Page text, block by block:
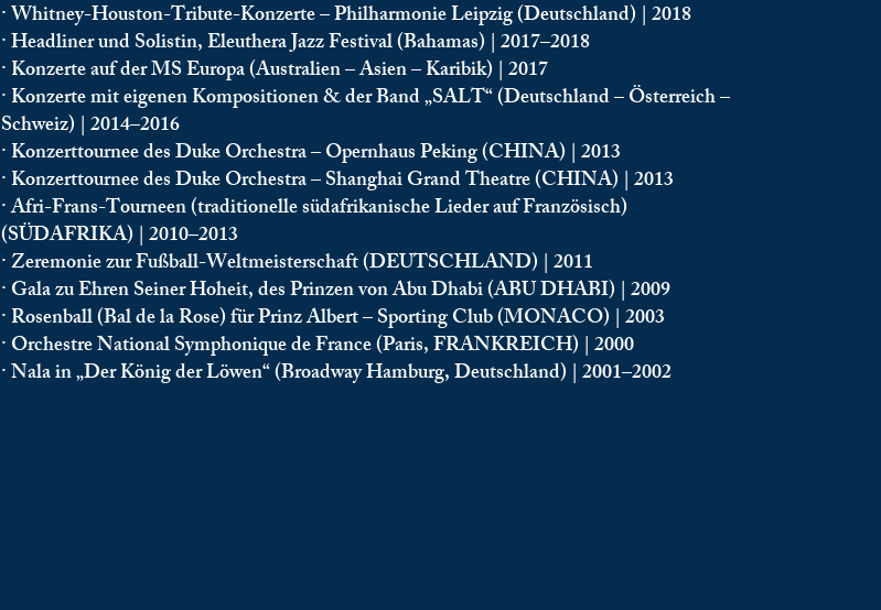
· Whitney-Houston-Tribute-Konzerte – Philharmonie Leipzig (Deutschland) | 2018
· Headliner und Solistin, Eleuthera Jazz Festival (Bahamas) | 2017–2018
· Konzerte auf der MS Europa (Australien – Asien – Karibik) | 2017
· Konzerte mit eigenen Kompositionen & der Band „SALT“ (Deutschland – Österreich –
Schweiz) | 2014–2016
· Konzerttournee des Duke Orchestra – Opernhaus Peking (CHINA) | 2013
· Konzerttournee des Duke Orchestra – Shanghai Grand Theatre (CHINA) | 2013
· Afri-Frans-Tourneen (traditionelle südafrikanische Lieder auf Französisch)
(SÜDAFRIKA) | 2010–2013
· Zeremonie zur Fußball-Weltmeisterschaft (DEUTSCHLAND) | 2011
· Gala zu Ehren Seiner Hoheit, des Prinzen von Abu Dhabi (ABU DHABI) | 2009
· Rosenball (Bal de la Rose) für Prinz Albert – Sporting Club (MONACO) | 2003
· Orchestre National Symphonique de France (Paris, FRANKREICH) | 2000
· Nala in „Der König der Löwen“ (Broadway Hamburg, Deutschland) | 2001–2002